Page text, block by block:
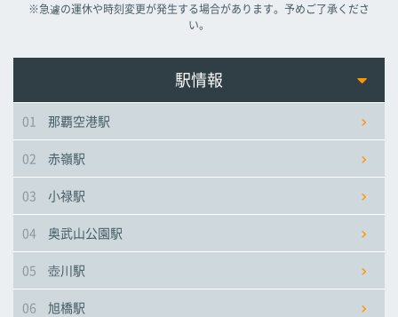
美栄橋駅
牧志駅
おもろまち駅
市立病院前駅
美栄橋駅
牧志駅
おもろまち駅
市立病院前駅
美栄橋駅
牧志駅
おもろまち駅
市立病院前駅
※急遽の運休や時刻変更が発生する場合があります。予めご了承くださ
い。
駅情報
01 那覇空港駅
02 赤嶺駅
03 小禄駅
04 奥武山公園駅
05 壺川駅
06 旭橋駅